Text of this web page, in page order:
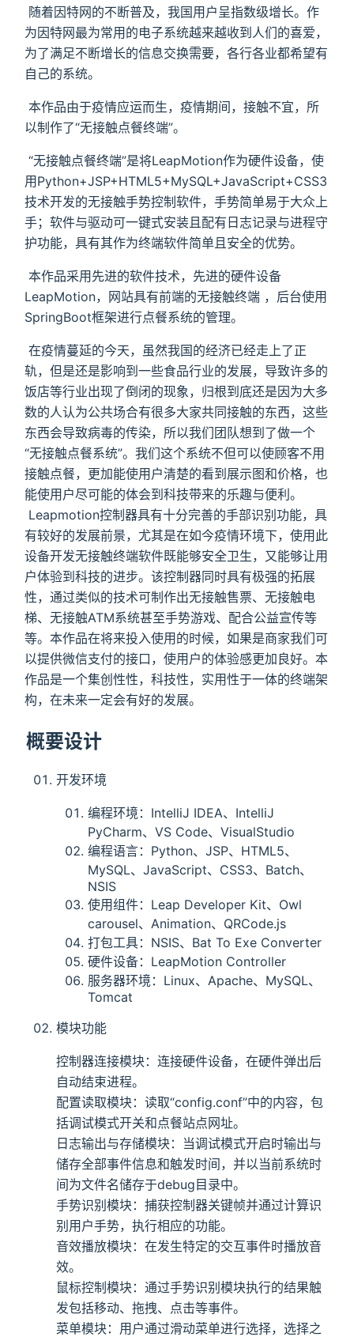
​ 随着因特网的不断普及，我国用户呈指数级增长。作
为因特网最为常用的电子系统越来越收到人们的喜爱，
为了满足不断增长的信息交换需要，各行各业都希望有
自己的系统。
​ 本作品由于疫情应运而生，疫情期间，接触不宜，所
以制作了“无接触点餐终端”。
​ “无接触点餐终端”是将LeapMotion作为硬件设备，使
用Python+JSP+HTML5+MySQL+JavaScript+CSS3
技术开发的无接触手势控制软件，手势简单易于大众上
手；软件与驱动可一键式安装且配有日志记录与进程守
护功能，具有其作为终端软件简单且安全的优势。
​ 本作品采用先进的软件技术，先进的硬件设备
LeapMotion，网站具有前端的无接触终端 ，后台使用
SpringBoot框架进行点餐系统的管理。
​ 在疫情蔓延的今天，虽然我国的经济已经走上了正
轨，但是还是影响到一些食品行业的发展，导致许多的
饭店等行业出现了倒闭的现象，归根到底还是因为大多
数的人认为公共场合有很多大家共同接触的东西，这些
东西会导致病毒的传染，所以我们团队想到了做一个
“无接触点餐系统”。我们这个系统不但可以使顾客不用
接触点餐，更加能使用户清楚的看到展示图和价格，也
能使用户尽可能的体会到科技带来的乐趣与便利。
​ Leapmotion控制器具有十分完善的手部识别功能，具
有较好的发展前景，尤其是在如今疫情环境下，使用此
设备开发无接触终端软件既能够安全卫生，又能够让用
户体验到科技的进步。该控制器同时具有极强的拓展
性，通过类似的技术可制作出无接触售票、无接触电
梯、无接触ATM系统甚至手势游戏、配合公益宣传等
等。本作品在将来投入使用的时候，如果是商家我们可
以提供微信支付的接口，使用户的体验感更加良好。本
作品是一个集创性性，科技性，实用性于一体的终端架
构，在未来一定会有好的发展。
概要设计
开发环境
编程环境：IntelliJ IDEA、IntelliJ
PyCharm、VS Code、VisualStudio
编程语言：Python、JSP、HTML5、
MySQL、JavaScript、CSS3、Batch、
NSIS
使用组件：Leap Developer Kit、Owl
carousel、Animation、QRCode.js
打包工具：NSIS、Bat To Exe Converter
硬件设备：LeapMotion Controller
服务器环境：Linux、Apache、MySQL、
Tomcat
模块功能
控制器连接模块：连接硬件设备，在硬件弹出后
自动结束进程。
配置读取模块：读取“config.conf”中的内容，包
括调试模式开关和点餐站点网址。
日志输出与存储模块：当调试模式开启时输出与
储存全部事件信息和触发时间，并以当前系统时
间为文件名储存于debug目录中。
手势识别模块：捕获控制器关键帧并通过计算识
别用户手势，执行相应的功能。
音效播放模块：在发生特定的交互事件时播放音
效。
鼠标控制模块：通过手势识别模块执行的结果触
发包括移动、拖拽、点击等事件。
菜单模块：用户通过滑动菜单进行选择，选择之